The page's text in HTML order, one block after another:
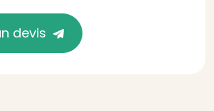
devis